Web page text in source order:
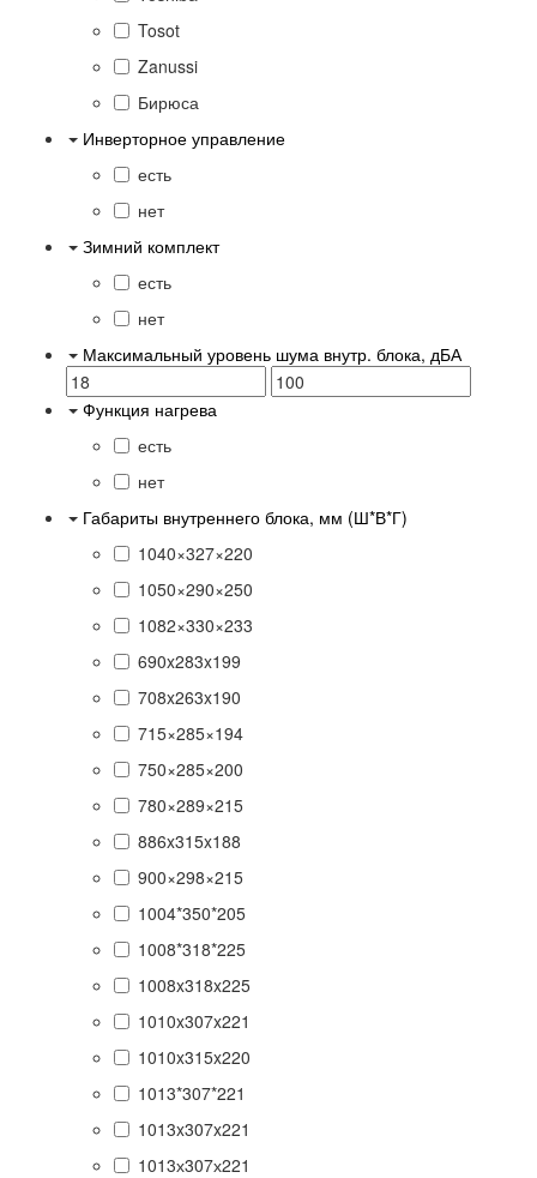
Tosot
Zanussi
Бирюса
Инверторное управление
есть
нет
Зимний комплект
есть
нет
Максимальный уровень шума внутр. блока, дБА
Функция нагрева
есть
нет
Габариты внутреннего блока, мм (Ш*В*Г)
1040×327×220
1050×290×250
1082×330×233
690x283x199
708x263x190
715×285×194
750×285×200
780×289×215
886x315x188
900×298×215
1004*350*205
1008*318*225
1008x318x225
1010x307x221
1010x315x220
1013*307*221
1013x307x221
1013х307х221